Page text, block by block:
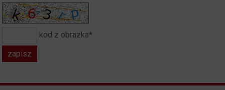
kod z obrazka*